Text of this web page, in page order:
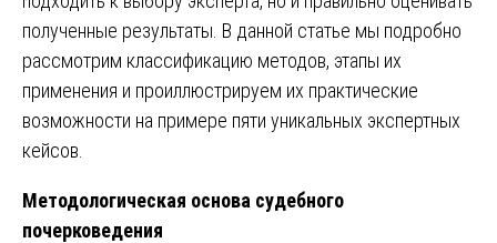
полученные результаты. В данной статье мы подробно
рассмотрим классификацию методов, этапы их
применения и проиллюстрируем их практические
возможности на примере пяти уникальных экспертных
кейсов.
Методологическая основа судебного
почерковедения